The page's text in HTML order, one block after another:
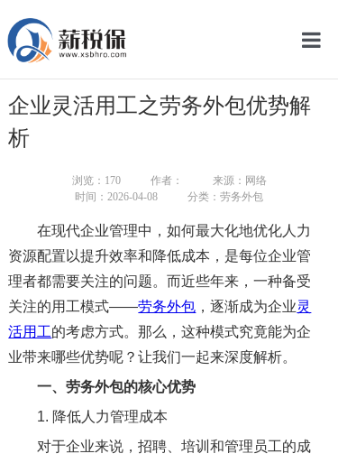
网
企业灵活用工之劳务外包优势解
析
浏览： 170 作者：
来源：网络
时间：2026-04-08
分类：劳务外包
在现代企业管理中，如何最大化地优化人力
资源配置以提升效率和降低成本，是每位企业管
理者都需要关注的问题。而近些年来，一种备受
关注的用工模式——劳务外包 ，逐渐成为企业灵
活用工的考虑方式。那么，这种模式究竟能为企
业带来哪些优势呢？让我们一起来深度解析。
一、劳务外包的核心优势
1. 降低人力管理成本
对于企业来说，招聘、培训和管理员工的成